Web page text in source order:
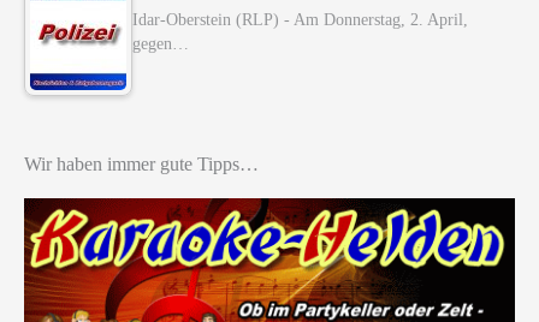
Idar-Oberstein (RLP) - Am Donnerstag, 2. April,
gegen…
Wir haben immer gute Tipps…